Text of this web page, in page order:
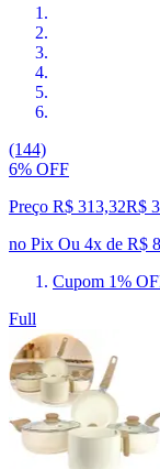
(144)
6% OFF
Preço R$ 313,32R$
no Pix Ou 4x de R$
Cupom 1%
Full